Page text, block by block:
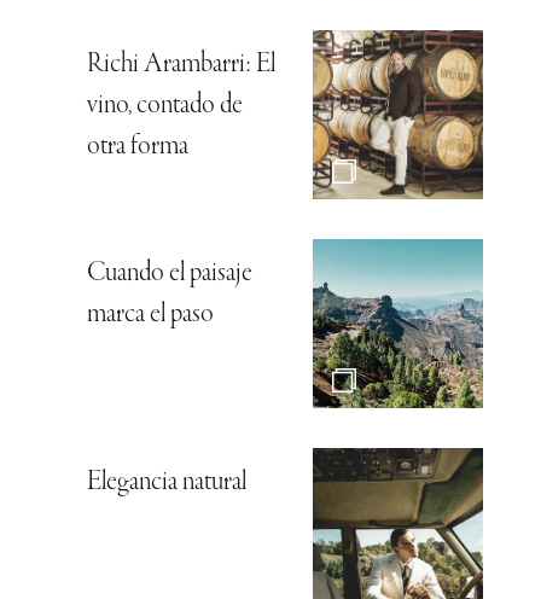
Richi Arambarri: El
vino, contado de
otra forma
Cuando el paisaje
marca el paso
Elegancia natural